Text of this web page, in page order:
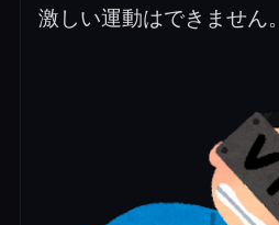
激しい運動はできません。